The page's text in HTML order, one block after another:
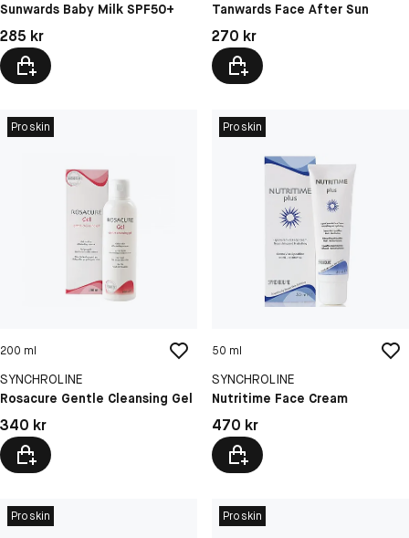
Sunwards Baby Milk SPF50+
Pris: 285 kr
285 kr
Tanwards Face After Sun
Pris: 270 kr
270 kr
Proskin
200 ml
SYNCHROLINE
Rosacure Gentle Cleansing Gel
Pris: 340 kr
340 kr
Proskin
50 ml
SYNCHROLINE
Nutritime Face Cream
Pris: 470 kr
470 kr
Proskin Proskin